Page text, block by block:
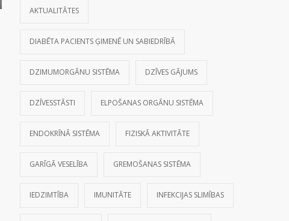
AKTUALITĀTES
DIABĒTA PACIENTS ĢIMENĒ UN SABIEDRĪBĀ
DZIMUMORGĀNU SISTĒMA DZĪVES GĀJUMS
DZĪVESSTĀSTI ELPOŠANAS ORGĀNU SISTĒMA
ENDOKRĪNĀ SISTĒMA FIZISKĀ AKTIVITĀTE
GARĪGĀ VESELĪBA GREMOŠANAS SISTĒMA
IEDZIMTĪBA IMUNITĀTE INFEKCIJAS SLIMĪBAS